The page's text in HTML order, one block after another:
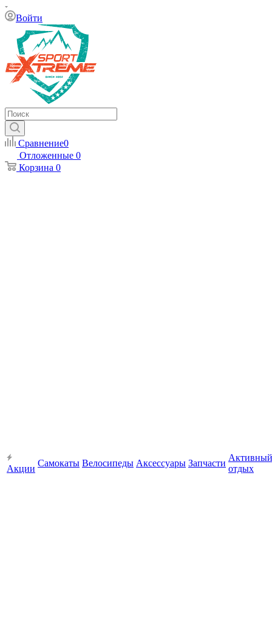
Войти
Сравнение0
Отложенные 0
Корзина 0
Акции
Самокаты Велосипеды Аксессуары Запчасти
Активный
отдых